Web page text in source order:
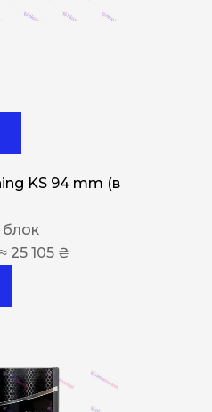
KS 94 mm (в
блок
≈ 25 105 ₴